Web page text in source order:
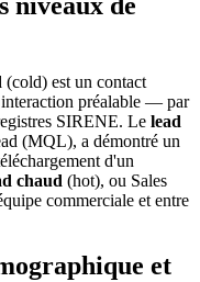
(cold) est un contact
interaction préalable — par
SIRENE. Le lead
(MQL), a démontré un
d'un
chaud (hot), ou Sales
commerciale et entre
et